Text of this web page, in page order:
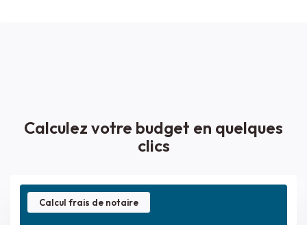
Calculez votre budget en quelques
clics
Calcul frais de notaire